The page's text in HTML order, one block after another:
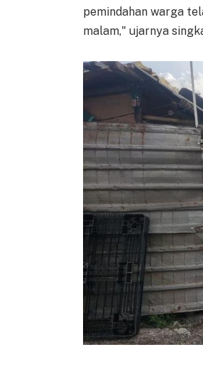
pemindahan warga
malam," ujarnya